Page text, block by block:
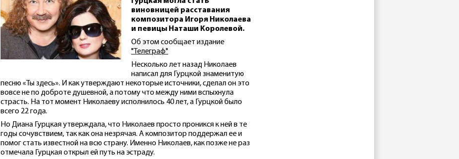
виновницей расставания
композитора Игоря Николаева
и певицы Наташи Королевой.
Об этом сообщает издание
"Телеграф"
Несколько лет назад Николаев
написал для Гурцкой знаменитую
песню «Ты здесь». И как утверждают некоторые источники, сделал он это
вовсе не по доброте душевной, а потому что между ними вспыхнула
страсть. На тот момент Николаеву исполнилось 40 лет, а Гурцкой было
всего 22 года.
Но Диана Гурцкая утверждала, что Николаев просто проникся к ней в те
годы сочувствием, так как она незрячая. А композитор поддержал ее и
помог стать известной на всю страну. Именно Николаев, как позже не раз
отмечала Гурцкая открыл ей путь на эстраду.